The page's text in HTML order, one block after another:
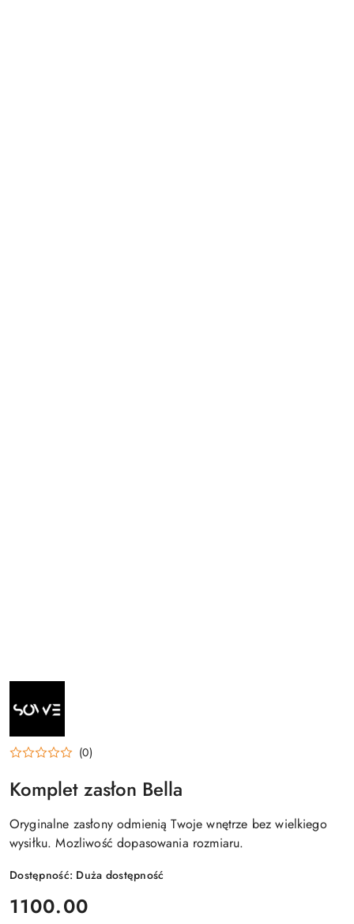
NAZWA
SOWE
(0)
Komplet zasłon Bella
Oryginalne zasłony odmienią Twoje wnętrze bez wielkiego
wysiłku. Mozliwość dopasowania rozmiaru.
Dostępność: Duża dostępność
cena:
1100.00